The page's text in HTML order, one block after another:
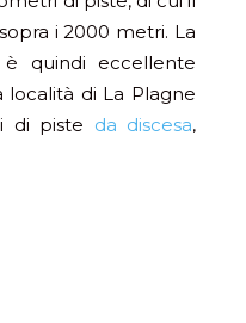
i 2000 metri. La
è quindi eccellente
località di La Plagne
di piste da discesa,